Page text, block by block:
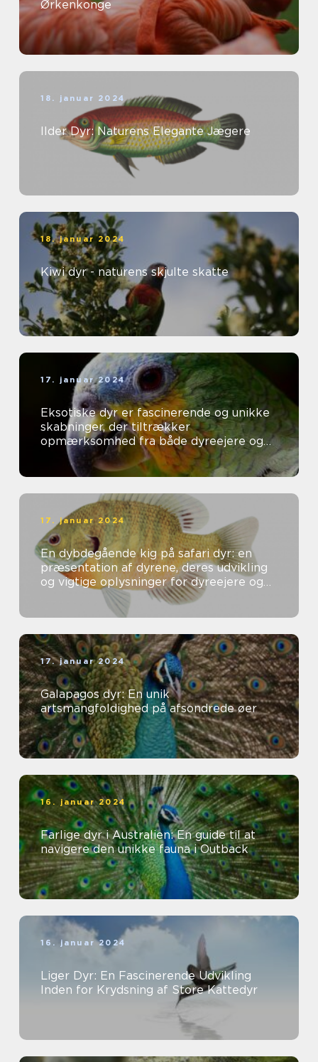
Ørkenkonge
18. januar 2024
Ilder Dyr: Naturens Elegante Jægere
18. januar 2024
Kiwi dyr - naturens skjulte skatte
17. januar 2024
Eksotiske dyr er fascinerende og unikke
skabninger, der tiltrækker
opmærksomhed fra både dyreejere og
dyreelskere over hele verden
17. januar 2024
En dybdegående kig på safari dyr: en
præsentation af dyrene, deres udvikling
og vigtige oplysninger for dyreejere og
dyreelskere
17. januar 2024
Galapagos dyr: En unik
artsmangfoldighed på afsondrede øer
16. januar 2024
Farlige dyr i Australien: En guide til at
navigere den unikke fauna i Outback
16. januar 2024
Liger Dyr: En Fascinerende Udvikling
Inden for Krydsning af Store Kattedyr